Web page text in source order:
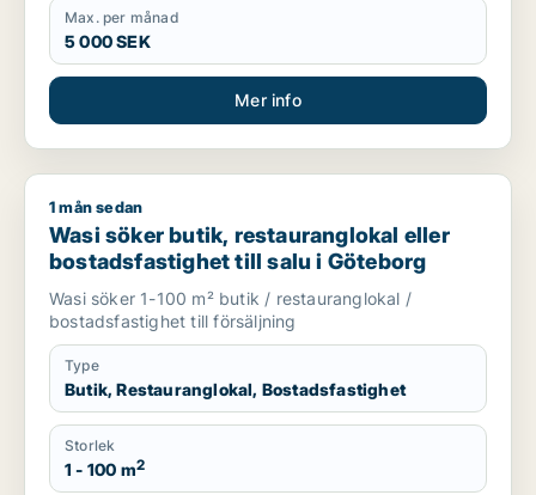
Max. per månad
5 000 SEK
Mer info
Wasi söker butik, restauranglokal eller bostadsfastighet till
1 mån sedan
Wasi söker butik, restauranglokal eller
bostadsfastighet till salu i Göteborg
Wasi söker 1-100 m² butik / restauranglokal /
bostadsfastighet till försäljning
Type
Butik, Restauranglokal, Bostadsfastighet
Storlek
1 - 100 m2